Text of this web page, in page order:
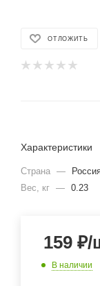
ОТЛОЖИТЬ
Характеристики
Страна —
Вес, кг — 0.23
159 ₽/
В наличии